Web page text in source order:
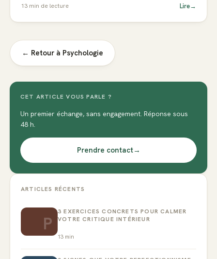
13 min de lecture Lire→
← Retour à Psychologie
CET ARTICLE VOUS PARLE ?
Un premier échange, sans engagement. Réponse sous
48 h.
Prendre contact→
ARTICLES RÉCENTS
P
3 EXERCICES CONCRETS POUR CALMER
VOTRE CRITIQUE INTÉRIEUR
13 min